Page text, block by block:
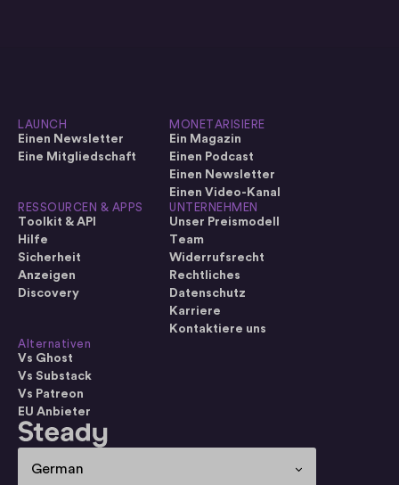
Select Language
German
LAUNCH
Einen Newsletter
Eine Mitgliedschaft
MONETARISIERE
Ein Magazin
Einen Podcast
Einen Newsletter
Einen Video-Kanal
RESSOURCEN & APPS
Toolkit & API
Hilfe
Sicherheit
Anzeigen
Discovery
UNTERNEHMEN
Unser Preismodell
Team
Widerrufsrecht
Rechtliches
Datenschutz
Karriere
Kontaktiere uns
Alternativen
Vs Ghost
Vs Substack
Vs Patreon
EU Anbieter